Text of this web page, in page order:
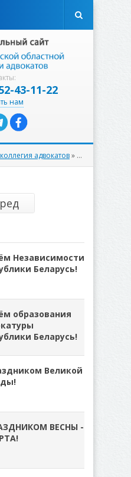
43-11-22
нам
адвокатов» События
Независимости
Беларусь!
образования
Беларусь!
Великой
ВЕСНЫ -